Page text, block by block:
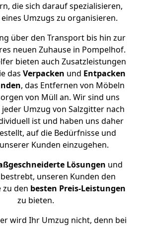
die sich darauf spezialisieren,
Umzugs zu organisieren.
über den Transport bis hin zur
neuen Zuhause in Pompelhof.
bieten auch Zusatzleistungen
das Verpacken und Entpacken
, das Entfernen von Möbeln
von Müll an. Wir sind uns
Umzug von Salzgitter nach
ist und haben uns daher
auf die Bedürfnisse und
Kunden einzugehen.
Lösungen und
unseren Kunden den
zu den besten Preis-Leistungen
zu bieten.
wird Ihr Umzug nicht, denn bei